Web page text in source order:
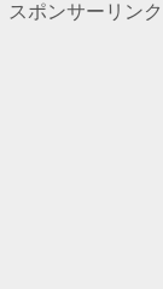
スポンサーリンク